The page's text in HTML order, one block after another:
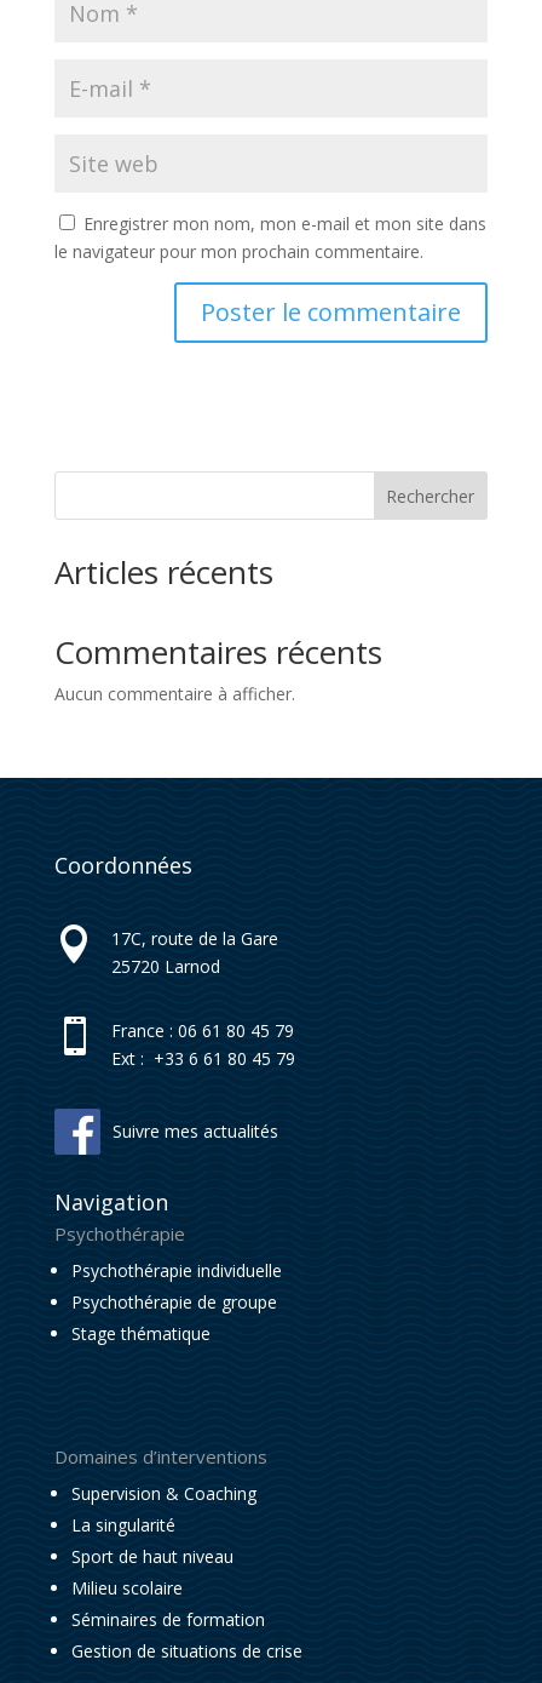
Enregistrer mon nom, mon e-mail et mon site dans
le navigateur pour mon prochain commentaire.
Rechercher
Articles récents
Commentaires récents
Aucun commentaire à afficher.
Coordonnées

17C, route de la Gare
25720 Larnod

France : 06 61 80 45 79
Ext : +33 6 61 80 45 79
Suivre mes actualités
Navigation
Psychothérapie
Psychothérapie individuelle
Psychothérapie de groupe
Stage thématique
Domaines d’interventions
Supervision & Coaching
La singularité
Sport de haut niveau
Milieu scolaire
Séminaires de formation
Gestion de situations de crise